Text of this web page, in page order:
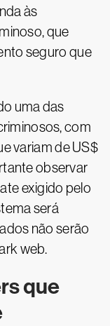
às
que
seguro que
uma das
com
variam de US$
observar
exigido pelo
será
não serão
web.
que